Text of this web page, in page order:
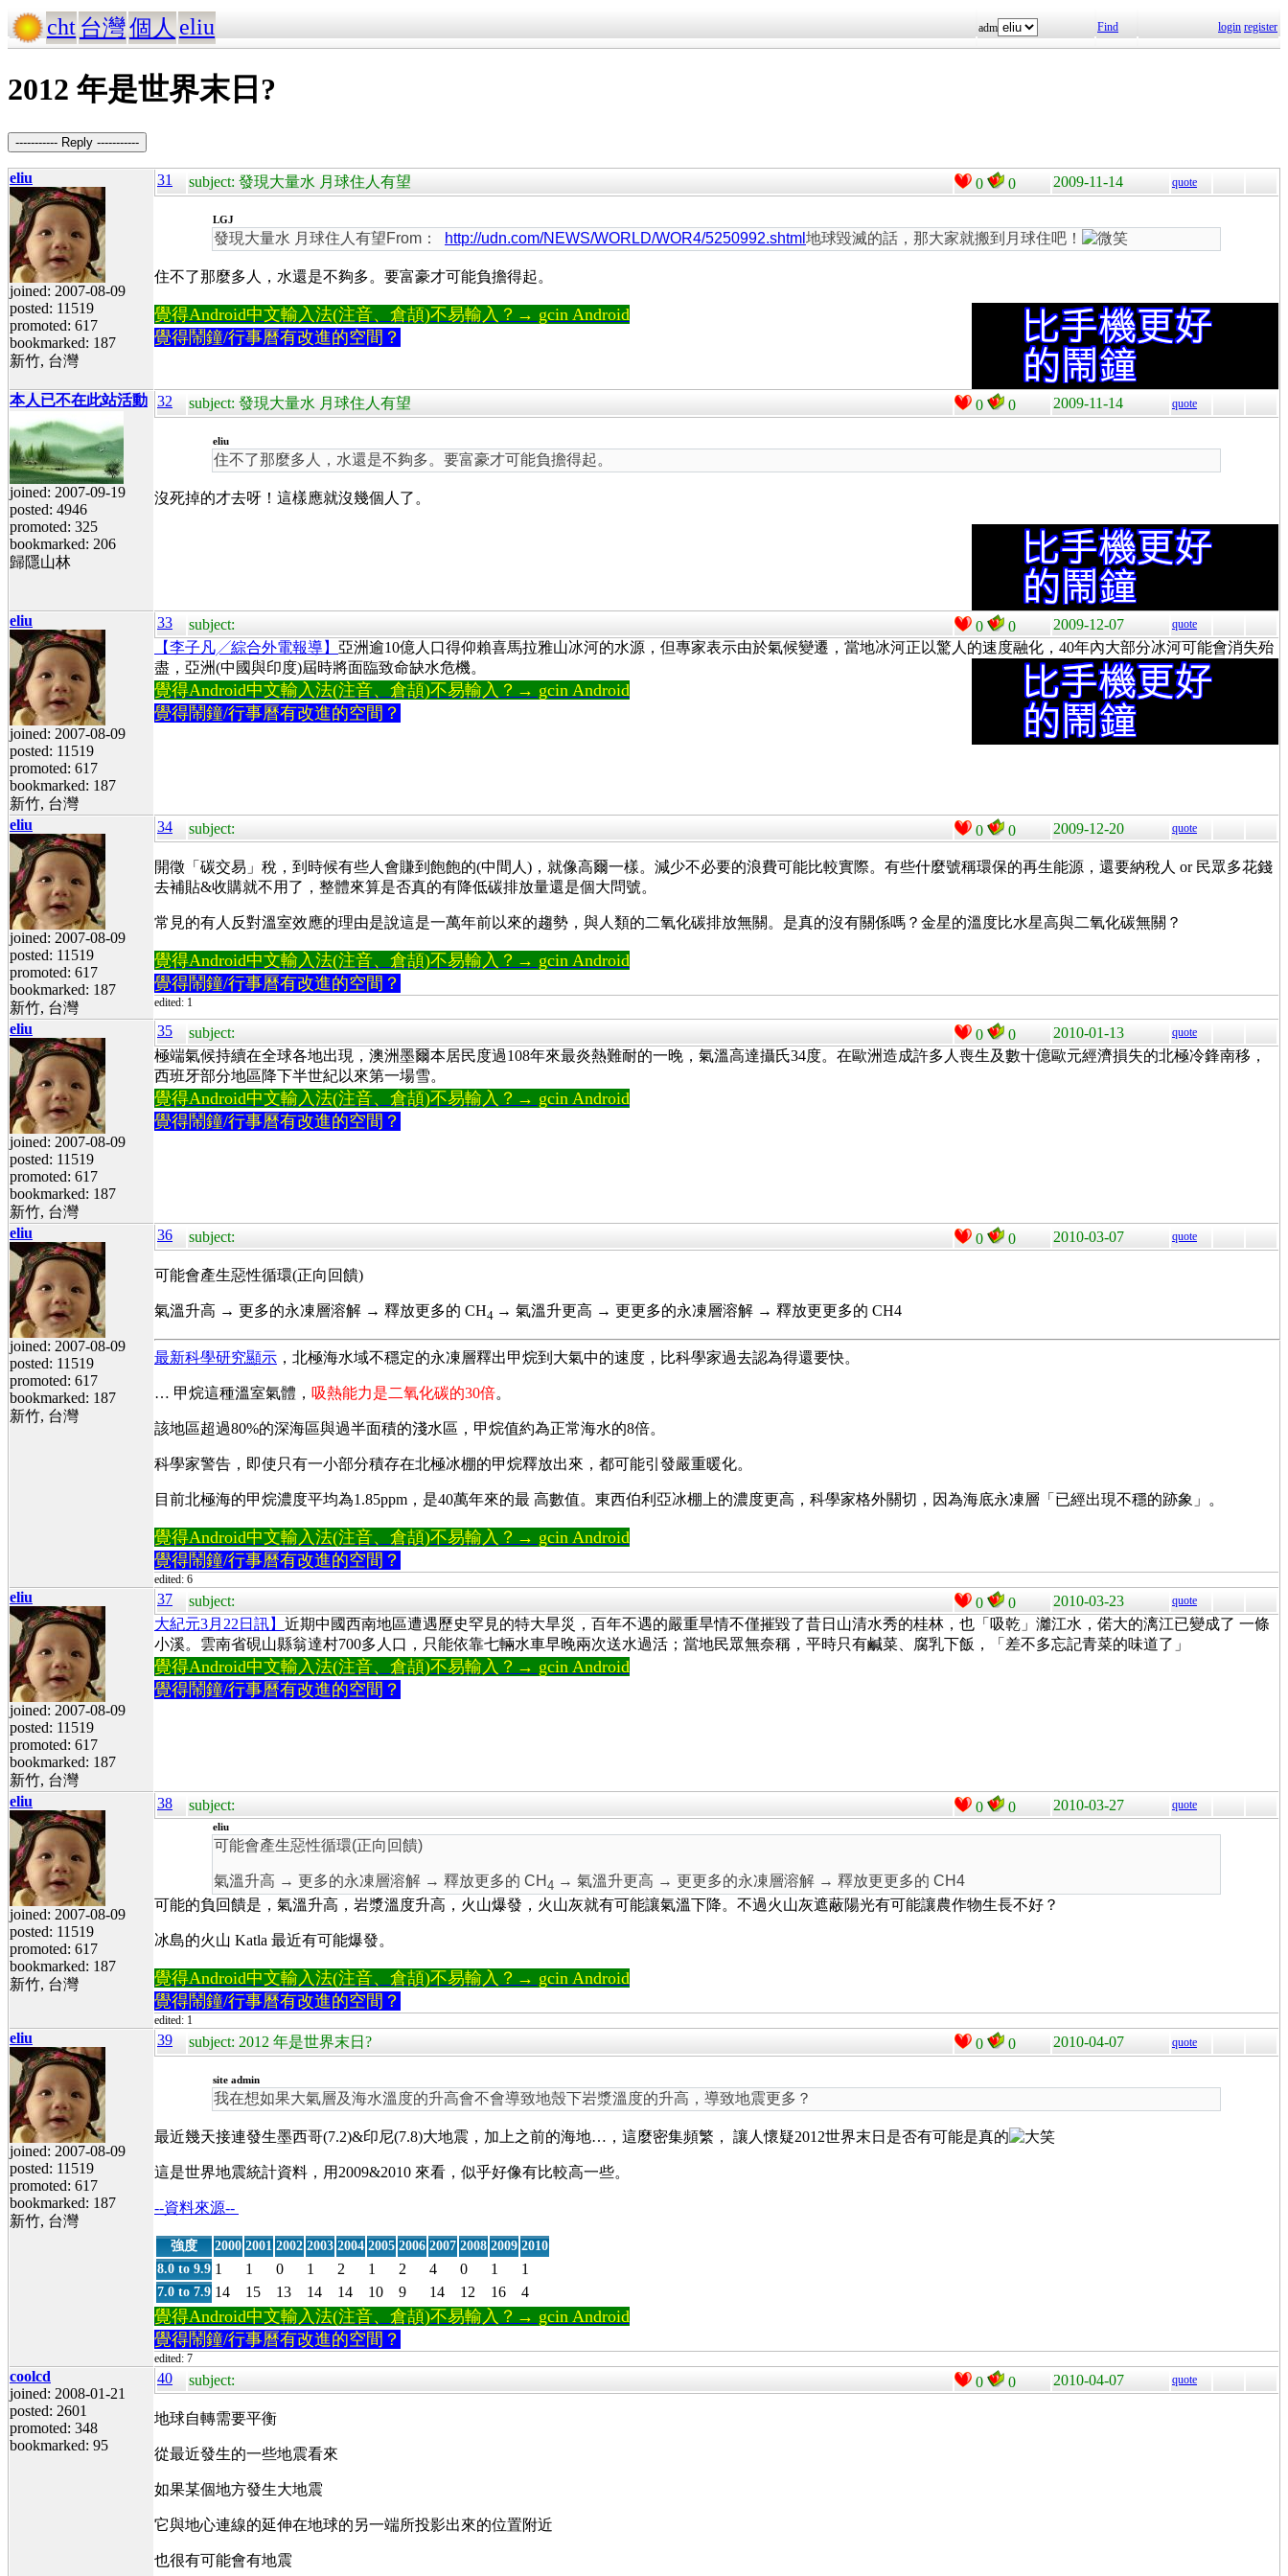
cht 台灣個人 eliu adm Find login register
2012 年是世界末日?
----------- Reply -----------
eliu
joined: 2007-08-09
posted: 11519
promoted: 617
bookmarked: 187
新竹, 台灣
31 subject: 發現大量水 月球住人有望 0 0 2009-11-14 quote
LGJ
發現大量水 月球住人有望From： http://udn.com/NEWS/WORLD/WOR4/5250992.shtml 地球毀滅的話，那大家就搬到月球住吧！
住不了那麼多人，水還是不夠多。要富豪才可能負擔得起。
覺得Android中文輸入法(注音、倉頡)不易輸入？→ gcin Android
覺得鬧鐘/行事曆有改進的空間？
本人已不在此站活動
joined: 2007-09-19
posted: 4946
promoted: 325
bookmarked: 206
歸隱山林
32 subject: 發現大量水 月球住人有望 0 0 2009-11-14 quote
eliu
住不了那麼多人，水還是不夠多。要富豪才可能負擔得起。
沒死掉的才去呀！這樣應就沒幾個人了。
eliu
joined: 2007-08-09
posted: 11519
promoted: 617
bookmarked: 187
新竹, 台灣
33 subject: 0 0 2009-12-07 quote
【李子凡╱綜合外電報導】 亞洲逾10億人口得仰賴喜馬拉雅山冰河的水源，但專家表示由於氣候變遷，當地冰河正以驚人的速度融化，40年內大部分冰河可能會消失殆
盡，亞洲(中國與印度)屆時將面臨致命缺水危機。
覺得Android中文輸入法(注音、倉頡)不易輸入？→ gcin Android
覺得鬧鐘/行事曆有改進的空間？
eliu
joined: 2007-08-09
posted: 11519
promoted: 617
bookmarked: 187
新竹, 台灣
34 subject: 0 0 2009-12-20 quote
開徵「碳交易」稅，到時候有些人會賺到飽飽的(中間人)，就像高爾一樣。減少不必要的浪費可能比較實際。有些什麼號稱環保的再生能源，還要納稅人 or 民眾多花錢
去補貼&收購就不用了，整體來算是否真的有降低碳排放量還是個大問號。
常見的有人反對溫室效應的理由是說這是一萬年前以來的趨勢，與人類的二氧化碳排放無關。是真的沒有關係嗎？金星的溫度比水星高與二氧化碳無關？
覺得Android中文輸入法(注音、倉頡)不易輸入？→ gcin Android
覺得鬧鐘/行事曆有改進的空間？
edited: 1
eliu
joined: 2007-08-09
posted: 11519
promoted: 617
bookmarked: 187
新竹, 台灣
35 subject: 0 0 2010-01-13 quote
極端氣候持續在全球各地出現，澳洲墨爾本居民度過108年來最炎熱難耐的一晚，氣溫高達攝氏34度。在歐洲造成許多人喪生及數十億歐元經濟損失的北極冷鋒南移，
西班牙部分地區降下半世紀以來第一場雪。
覺得Android中文輸入法(注音、倉頡)不易輸入？→ gcin Android
覺得鬧鐘/行事曆有改進的空間？
eliu
joined: 2007-08-09
posted: 11519
promoted: 617
bookmarked: 187
新竹, 台灣
36 subject: 0 0 2010-03-07 quote
可能會產生惡性循環(正向回饋)
氣溫升高 → 更多的永凍層溶解 → 釋放更多的 CH4 → 氣溫升更高 → 更更多的永凍層溶解 → 釋放更更多的 CH4
最新科學研究顯示 ，北極海水域不穩定的永凍層釋出甲烷到大氣中的速度，比科學家過去認為得還要快。
… 甲烷這種溫室氣體， 吸熱能力是二氧化碳的30倍。
該地區超過80%的深海區與過半面積的淺水區，甲烷值約為正常海水的8倍。
科學家警告，即使只有一小部分積存在北極冰棚的甲烷釋放出來，都可能引發嚴重暖化。
目前北極海的甲烷濃度平均為1.85ppm，是40萬年來的最 高數值。東西伯利亞冰棚上的濃度更高，科學家格外關切，因為海底永凍層「已經出現不穩的跡象」。
覺得Android中文輸入法(注音、倉頡)不易輸入？→ gcin Android
覺得鬧鐘/行事曆有改進的空間？
edited: 6
eliu
joined: 2007-08-09
posted: 11519
promoted: 617
bookmarked: 187
新竹, 台灣
37 subject: 0 0 2010-03-23 quote
大紀元3月22日訊】 近期中國西南地區遭遇歷史罕見的特大旱災，百年不遇的嚴重旱情不僅摧毀了昔日山清水秀的桂林，也「吸乾」灕江水，偌大的漓江已變成了 一條
小溪。雲南省硯山縣翁達村700多人口，只能依靠七輛水車早晚兩次送水過活；當地民眾無奈稱，平時只有鹹菜、腐乳下飯，「差不多忘記青菜的味道了」
覺得Android中文輸入法(注音、倉頡)不易輸入？→ gcin Android
覺得鬧鐘/行事曆有改進的空間？
eliu
joined: 2007-08-09
posted: 11519
promoted: 617
bookmarked: 187
新竹, 台灣
38 subject: 0 0 2010-03-27 quote
eliu
可能會產生惡性循環(正向回饋)
氣溫升高 → 更多的永凍層溶解 → 釋放更多的 CH 4 → 氣溫升更高 → 更更多的永凍層溶解 → 釋放更更多的 CH4
可能的負回饋是，氣溫升高，岩漿溫度升高，火山爆發，火山灰就有可能讓氣溫下降。不過火山灰遮蔽陽光有可能讓農作物生長不好？
冰島的火山 Katla 最近有可能爆發。
覺得Android中文輸入法(注音、倉頡)不易輸入？→ gcin Android
覺得鬧鐘/行事曆有改進的空間？
edited: 1
eliu
joined: 2007-08-09
posted: 11519
promoted: 617
bookmarked: 187
新竹, 台灣
39 subject: 2012 年是世界末日? 0 0 2010-04-07 quote
site admin
我在想如果大氣層及海水溫度的升高會不會導致地殼下岩漿溫度的升高，導致地震更多？
最近幾天接連發生墨西哥(7.2)&印尼(7.8)大地震，加上之前的海地…，這麼密集頻繁， 讓人懷疑2012世界末日是否有可能是真的
這是世界地震統計資料，用2009&2010 來看，似乎好像有比較高一些。
--資料來源--
強度 2000 2001 2002 2003 2004 2005 2006 2007 2008 2009 2010
8.0 to 9.9 1 1 0 1 2 1 2 4 0 1 1
7.0 to 7.9 14 15 13 14 14 10 9 14 12 16 4
覺得Android中文輸入法(注音、倉頡)不易輸入？→ gcin Android
覺得鬧鐘/行事曆有改進的空間？
edited: 7
coolcd
joined: 2008-01-21
posted: 2601
promoted: 348
bookmarked: 95
40 subject: 0 0 2010-04-07 quote
地球自轉需要平衡
從最近發生的一些地震看來
如果某個地方發生大地震
它與地心連線的延伸在地球的另一端所投影出來的位置附近
也很有可能會有地震